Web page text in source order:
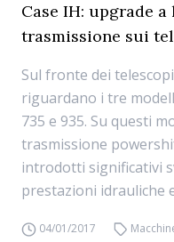
Case IH: upgrade
trasmissione sui
Sul fronte dei
riguardano i tre
735 e 935. Su questi
trasmissione
introdotti significativi
prestazioni idrauliche
04/01/2017